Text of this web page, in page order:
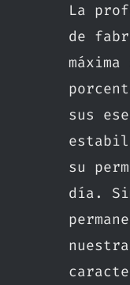
La
de
sus
su
día.